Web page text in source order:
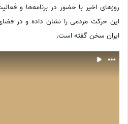
روزهای اخیر با حضور در برنامه‌ها و
این حرکت مردمی را نشان داده و در
ایران سخن گفته است.